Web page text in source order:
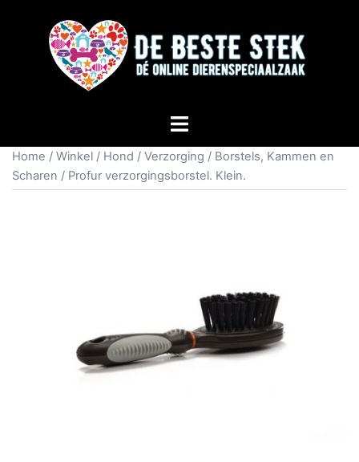
Home / Winkel / Hond / Verzorging / Borstels, Kammen en
Scharen / Profur verzorgingsborstel. Klein.